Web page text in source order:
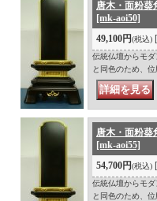
唐木・面粉葵
[mk-aoi50]
49,100円(税込)
伝統仏壇からモ
と同色のため、
唐木・面粉葵
[mk-aoi55]
54,700円(税込)
伝統仏壇からモ
と同色のため、